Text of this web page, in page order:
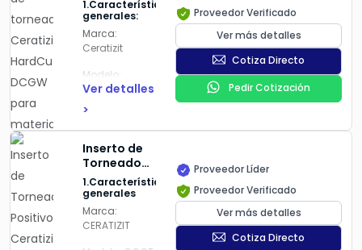
Material de
corte:CTBH
2000C
Radio de
punta:0,4 mm
(estimado por
"04")
Aplicación:
Mecanizado
de materiales
extremadamente
HardCut
DCGW para
materiales
1.Características
generales:
Marca:
Ceratizit
Modelo:
HardCut –
Tipo de
inserto: DCGW
(forma de
con chaflán)
Material de
aplicación
Ver detalles
>
Proveedor Verificado
Ver más detalles
Cotiza Directo
Pedir Cotización
Inserto de
Torneado
Positivo
Ceratizit
con
Revestimiento
1.Características
generales
Marca:
CERATIZIT
Proveedor Líder
Proveedor Verificado
Ver más detalles
Cotiza Directo